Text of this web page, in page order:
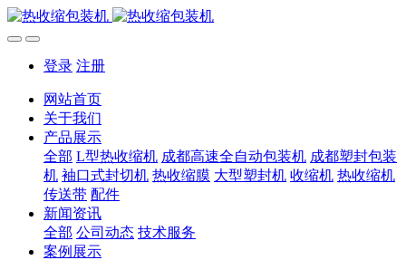
登录 注册
网站首页
关于我们
产品展示
全部 L型热收缩机 成都高速全自动包装机 成都塑封包装
机 袖口式封切机 热收缩膜 大型塑封机 收缩机 热收缩机
传送带 配件
新闻资讯
全部 公司动态 技术服务
案例展示